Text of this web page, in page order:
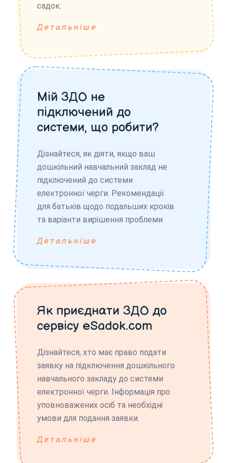
садок.
Детальніше
Мій ЗДО не
підключений до
системи, що робити?
Дізнайтеся, як діяти, якщо ваш
дошкільний навчальний заклад не
підключений до системи
електронної черги. Рекомендації
для батьків щодо подальших кроків
та варіанти вирішення проблеми.
Детальніше
Як приєднати ЗДО до
сервісу eSadok.com
Дізнайтеся, хто має право подати
заявку на підключення дошкільного
навчального закладу до системи
електронної черги. Інформація про
уповноважених осіб та необхідні
умови для подання заявки.
Детальніше